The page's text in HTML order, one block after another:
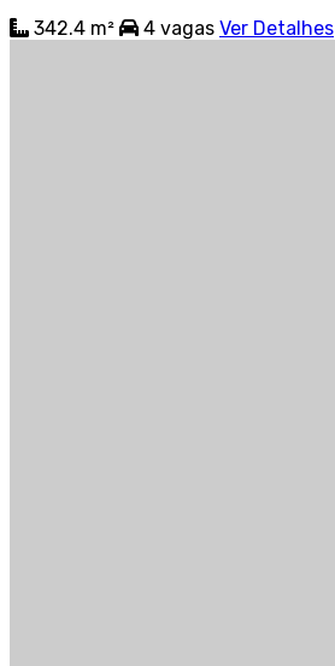
342.4 m²
4 vagas Ver Detalhes